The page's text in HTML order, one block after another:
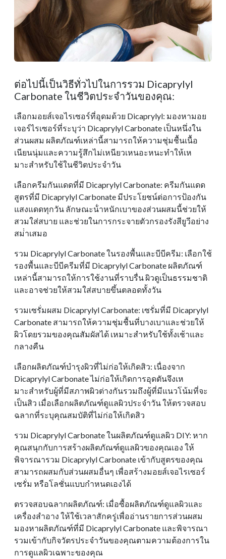
ต่อไปนี้เป็นวิธีทั่วไปในการรวม Dicaprylyl
Carbonate ในชีวิตประจําวันของคุณ:
เลือกมอยส์เจอไรเซอร์ที่อุดมด้วย Dicaprylyl: มองหามอย
เจอร์ไรเซอร์ที่ระบุว่า Dicaprylyl Carbonate เป็นหนึ่งใน
ส่วนผสม ผลิตภัณฑ์เหล่านี้สามารถให้ความชุ่มชื้นเนื้อ
เนียนนุ่มและความรู้สึกไม่เหนียวเหนอะหนะทําให้เห
มาะสําหรับใช้ในชีวิตประจําวัน
เลือกครีมกันแดดที่มี Dicaprylyl Carbonate: ครีมกันแดด
สูตรที่มี Dicaprylyl Carbonate มีประโยชน์ต่อการป้องกัน
แสงแดดทุกวัน ลักษณะน้ําหนักเบาของส่วนผสมนี้ช่วยให้
สวมใส่สบาย และช่วยในการกระจายตัวกรองรังสียูวีอย่าง
สม่ําเสมอ
รวม Dicaprylyl Carbonate ในรองพื้นและบีบีครีม: เลือกใช้
รองพื้นและบีบีครีมที่มี Dicaprylyl Carbonate ผลิตภัณฑ์
เหล่านี้สามารถให้การใช้งานที่ราบรื่น ผิวดูเป็นธรรมชาติ
และอาจช่วยให้สวมใส่สบายขึ้นตลอดทั้งวัน
รวมเซรั่มผสม Dicaprylyl Carbonate: เซรั่มที่มี Dicaprylyl
Carbonate สามารถให้ความชุ่มชื้นที่บางเบาและช่วยให้
ผิวโดยรวมของคุณสัมผัสได้ เหมาะสําหรับใช้ทั้งเช้าและ
กลางคืน
เลือกผลิตภัณฑ์บํารุงผิวที่ไม่ก่อให้เกิดสิว: เนื่องจาก
Dicaprylyl Carbonate ไม่ก่อให้เกิดการอุดตันจึงเห
มาะสําหรับผู้ที่มีสภาพผิวต่างกันรวมถึงผู้ที่มีแนวโน้มที่จะ
เป็นสิว เมื่อเลือกผลิตภัณฑ์ดูแลผิวประจําวัน ให้ตรวจสอบ
ฉลากที่ระบุคุณสมบัติที่ไม่ก่อให้เกิดสิว
รวม Dicaprylyl Carbonate ในผลิตภัณฑ์ดูแลผิว DIY: หาก
คุณสนุกกับการสร้างผลิตภัณฑ์ดูแลผิวของคุณเอง ให้
พิจารณารวม Dicaprylyl Carbonate เข้ากับสูตรของคุณ
สามารถผสมกับส่วนผสมอื่นๆ เพื่อสร้างมอยส์เจอไรเซอร์
เซรั่ม หรือโลชั่นแบบกําหนดเองได้
ตรวจสอบฉลากผลิตภัณฑ์: เมื่อซื้อผลิตภัณฑ์ดูแลผิวและ
เครื่องสําอาง ให้ใช้เวลาสักครู่เพื่ออ่านรายการส่วนผสม
มองหาผลิตภัณฑ์ที่มี Dicaprylyl Carbonate และพิจารณา
รวมเข้ากับกิจวัตรประจําวันของคุณตามความต้องการใน
การดูแลผิวเฉพาะของคุณ